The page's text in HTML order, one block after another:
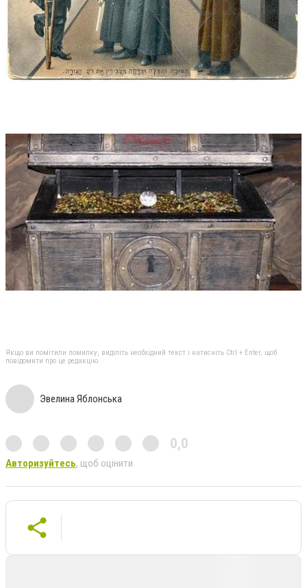
Якщо ви помітили помилку, виділіть необхідний текст і натисніть Ctrl + Enter, щоб
повідомити про це редакцію
Эвелина Яблонська
0,0
Авторизуйтесь, щоб оцінити